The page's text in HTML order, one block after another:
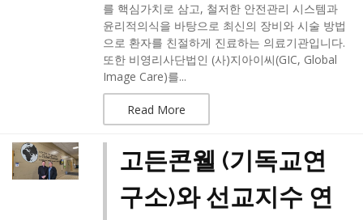
를 핵심가치로 삼고, 철저한 안전관리 시스템과
윤리적의식을 바탕으로 최신의 장비와 시술 방법
으로 환자를 친절하게 진료하는 의료기관입니다. ​
또한 비영리사단법인 (사)지아이씨(GIC, Global
Image Care)를...
Read More
고든콘웰 (기독교연
구소)와 선교지수 연